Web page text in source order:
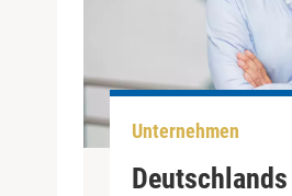
Unternehmen